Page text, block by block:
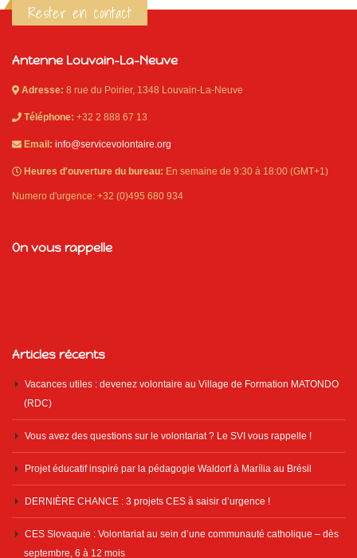
Rester en contact
Antenne Louvain-La-Neuve
Adresse: 8 rue du Poirier, 1348 Louvain-La-Neuve
Téléphone: +32 2 888 67 13
Email: info@servicevolontaire.org
Heures d'ouverture du bureau: En semaine de 9:30 à 18:00 (GMT+1)
Numero d'urgence: +32 (0)495 680 934
On vous rappelle
Articles récents
Vacances utiles : devenez volontaire au Village de Formation MATONDO
(RDC)
Vous avez des questions sur le volontariat ? Le SVI vous rappelle !
Projet éducatif inspiré par la pédagogie Waldorf à Marília au Brésil
DERNIÈRE CHANCE : 3 projets CES à saisir d’urgence !
CES Slovaquie : Volontariat au sein d’une communauté catholique – dès
septembre, 6 à 12 mois